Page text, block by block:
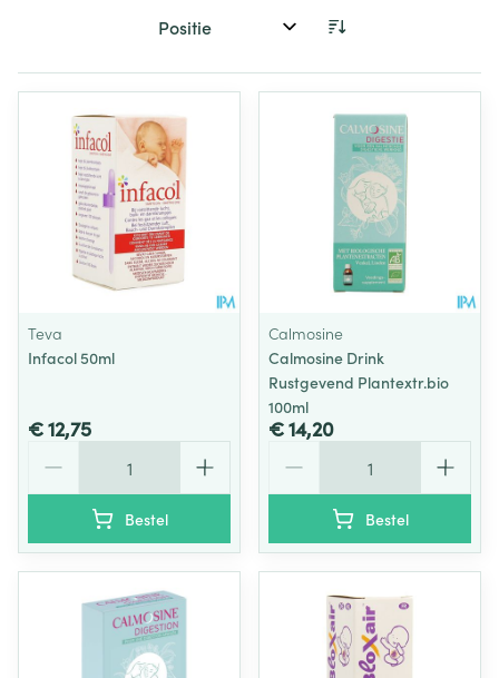
Sorteer op:
Teva
Infacol 50ml
€ 12,75
Bestel
Calmosine
Calmosine Drink
Rustgevend Plantextr.bio
100ml
€ 14,20
Bestel